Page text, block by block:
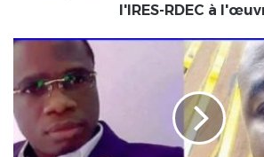
l'IRES-RDEC à
Togo:
comédien
Gogoligo
et
le